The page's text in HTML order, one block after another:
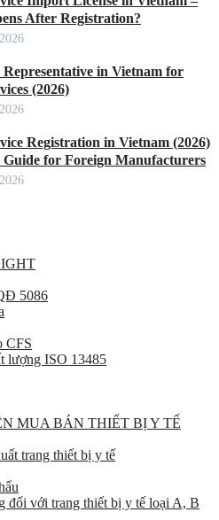
After Registration?
in Vietnam for
(2026)
Registration in Vietnam (2026)
Guide for Foreign Manufacturers
5086
CFS
lượng ISO 13485
MUA BÁN THIẾT BỊ Y TẾ
trang thiết bị y tế
đối với trang thiết bị y tế loại A, B